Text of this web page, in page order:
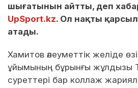
шығатынын айтты, деп
UpSport.kz. Ол нақты
атады.
Хамитов әлеуметтік желіде
ұйымының бұрынғы жұлдызы
суреттері бар коллаж